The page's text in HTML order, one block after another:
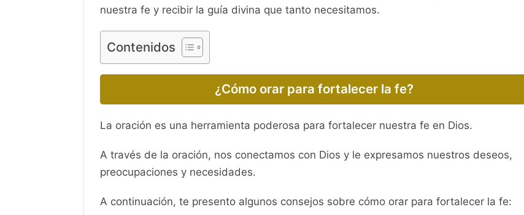
nuestra fe y recibir la guía divina que tanto necesitamos.
Contenidos
¿Cómo orar para fortalecer la fe?
La oración es una herramienta poderosa para fortalecer nuestra fe en Dios.
A través de la oración, nos conectamos con Dios y le expresamos nuestros deseos,
preocupaciones y necesidades.
A continuación, te presento algunos consejos sobre cómo orar para fortalecer la fe: